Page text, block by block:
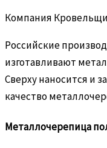
Компания
Российские
изготавливают
Сверху наносится и
качество
Металлочерепица